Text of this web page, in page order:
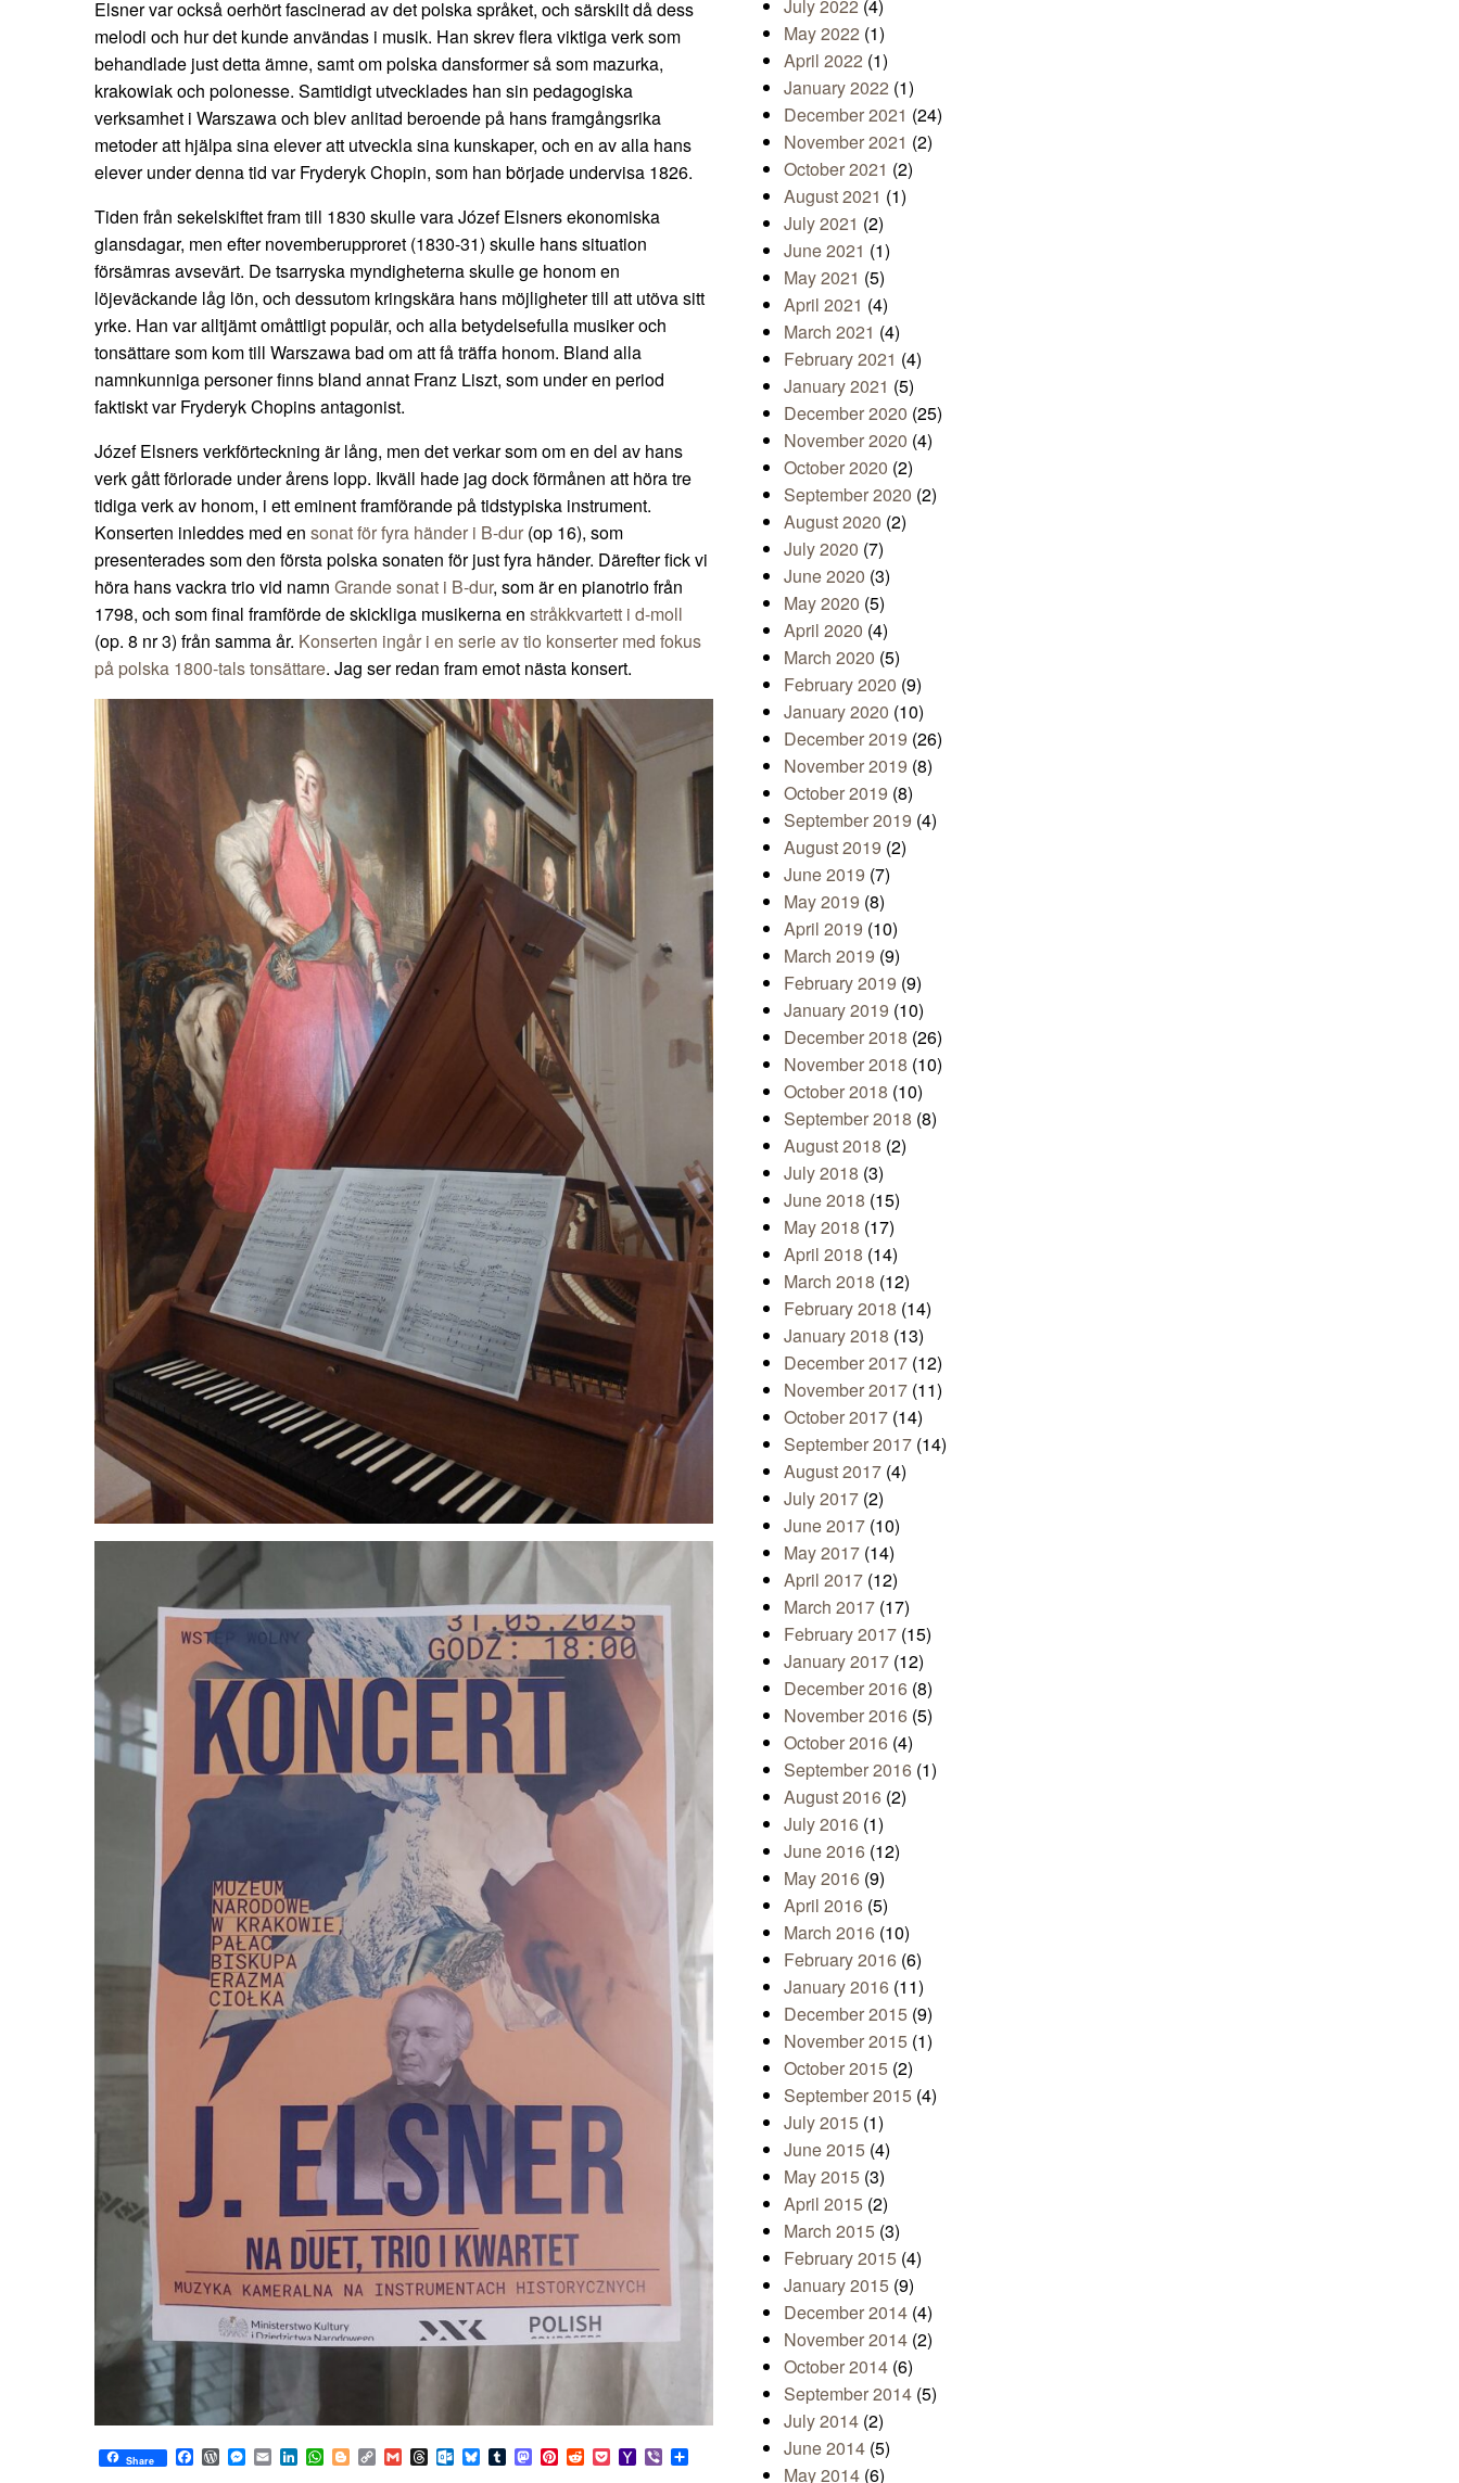
Elsner var också oerhört fascinerad av det polska språket, och särskilt då dess
melodi och hur det kunde användas i musik. Han skrev flera viktiga verk som
behandlade just detta ämne, samt om polska dansformer så som mazurka,
krakowiak och polonesse. Samtidigt utvecklades han sin pedagogiska
verksamhet i Warszawa och blev anlitad beroende på hans framgångsrika
metoder att hjälpa sina elever att utveckla sina kunskaper, och en av alla hans
elever under denna tid var Fryderyk Chopin, som han började undervisa 1826.
Tiden från sekelskiftet fram till 1830 skulle vara Józef Elsners ekonomiska
glansdagar, men efter novemberupproret (1830-31) skulle hans situation
försämras avsevärt. De tsarryska myndigheterna skulle ge honom en
löjeväckande låg lön, och dessutom kringskära hans möjligheter till att utöva sitt
yrke. Han var alltjämt omåttligt populär, och alla betydelsefulla musiker och
tonsättare som kom till Warszawa bad om att få träffa honom. Bland alla
namnkunniga personer finns bland annat Franz Liszt, som under en period
faktiskt var Fryderyk Chopins antagonist.
Józef Elsners verkförteckning är lång, men det verkar som om en del av hans
verk gått förlorade under årens lopp. Ikväll hade jag dock förmånen att höra tre
tidiga verk av honom, i ett eminent framförande på tidstypiska instrument.
Konserten inleddes med en sonat för fyra händer i B-dur (op 16), som
presenterades som den första polska sonaten för just fyra händer. Därefter fick vi
höra hans vackra trio vid namn Grande sonat i B-dur, som är en pianotrio från
1798, och som final framförde de skickliga musikerna en stråkkvartett i d-moll
(op. 8 nr 3) från samma år. Konserten ingår i en serie av tio konserter med fokus
på polska 1800-tals tonsättare. Jag ser redan fram emot nästa konsert.
Share Facebook
WordPress
Messenger
EmailLinkedIn
WhatsApp
BloggerCopy
Link
GmailThreadsOutlook.com
Bluesky
TumblrMastodon
Pinterest
RedditPocketYahoo
Mail
Viber
July 2022 (4)
May 2022 (1)
April 2022 (1)
January 2022 (1)
December 2021 (24)
November 2021 (2)
October 2021 (2)
August 2021 (1)
July 2021 (2)
June 2021 (1)
May 2021 (5)
April 2021 (4)
March 2021 (4)
February 2021 (4)
January 2021 (5)
December 2020 (25)
November 2020 (4)
October 2020 (2)
September 2020 (2)
August 2020 (2)
July 2020 (7)
June 2020 (3)
May 2020 (5)
April 2020 (4)
March 2020 (5)
February 2020 (9)
January 2020 (10)
December 2019 (26)
November 2019 (8)
October 2019 (8)
September 2019 (4)
August 2019 (2)
June 2019 (7)
May 2019 (8)
April 2019 (10)
March 2019 (9)
February 2019 (9)
January 2019 (10)
December 2018 (26)
November 2018 (10)
October 2018 (10)
September 2018 (8)
August 2018 (2)
July 2018 (3)
June 2018 (15)
May 2018 (17)
April 2018 (14)
March 2018 (12)
February 2018 (14)
January 2018 (13)
December 2017 (12)
November 2017 (11)
October 2017 (14)
September 2017 (14)
August 2017 (4)
July 2017 (2)
June 2017 (10)
May 2017 (14)
April 2017 (12)
March 2017 (17)
February 2017 (15)
January 2017 (12)
December 2016 (8)
November 2016 (5)
October 2016 (4)
September 2016 (1)
August 2016 (2)
July 2016 (1)
June 2016 (12)
May 2016 (9)
April 2016 (5)
March 2016 (10)
February 2016 (6)
January 2016 (11)
December 2015 (9)
November 2015 (1)
October 2015 (2)
September 2015 (4)
July 2015 (1)
June 2015 (4)
May 2015 (3)
April 2015 (2)
March 2015 (3)
February 2015 (4)
January 2015 (9)
December 2014 (4)
November 2014 (2)
October 2014 (6)
September 2014 (5)
July 2014 (2)
June 2014 (5)
May 2014 (6)